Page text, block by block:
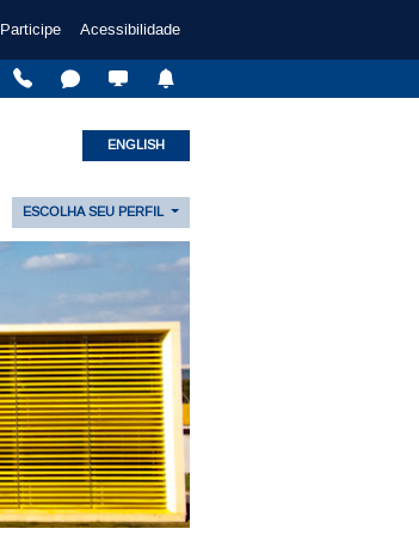
Participe Acessibilidade
ENGLISH
ESCOLHA SEU PERFIL